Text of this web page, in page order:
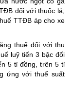
đối với thuốc lá;
TTĐB áp cho xe
thuế đối với thu
luỹ tiến 3 bậc đối
5 tỉ đồng, trên 5 tỉ
ứng với thuế suất